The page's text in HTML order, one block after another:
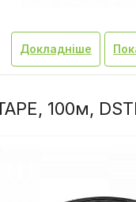
Докладніше
100м,